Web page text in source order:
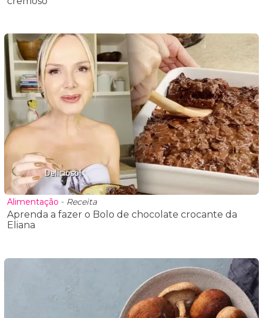
Alimentação - Receita
Aprenda a fazer o Bolo de chocolate crocante da
Eliana